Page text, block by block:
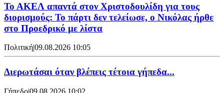
Το ΑΚΕΛ απαντά στον Χριστοδουλίδη για τους
διορισμούς: Το πάρτι δεν τελείωσε, ο Νικόλας ήρθε
στο Προεδρικό με λίστα
Πολιτική|09.08.2026 10:05
Διερωτάσαι όταν βλέπεις τέτοια γήπεδα...
Γήπεδο|09.08.2026 10:02